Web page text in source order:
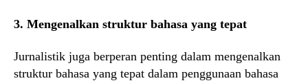
3. Mengenalkan struktur bahasa yang tepat
Jurnalistik juga berperan penting dalam mengenalkan
struktur bahasa yang tepat dalam penggunaan bahasa